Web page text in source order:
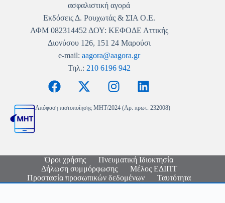
ασφαλιστική αγορά
Εκδόσεις Δ. Ρουχωτάς & ΣΙΑ Ο.Ε.
ΑΦΜ 082314452 ΔΟΥ: ΚΕΦΟΔΕ Αττικής
Διονύσου 126, 151 24 Μαρούσι
e-mail: aagora@aagora.gr
Τηλ.: 210 6196 942
Απόφαση πιστοποίησης MHT/2024 (Αρ. πρωτ. 232008)
Όροι χρήσης
Πνευματική Ιδιοκτησία
Δήλωση συμμόρφωσης
Μέλος ΕΔΙΠΤ
Προστασία προσωπικών δεδομένων
Ταυτότητα